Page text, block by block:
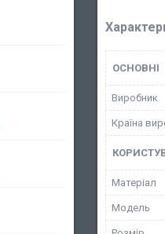
ОСНОВНІ
Виробник
Країна
Матеріал
Мoдель